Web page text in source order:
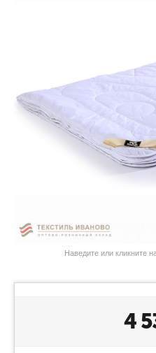
Наведите или кликните
4